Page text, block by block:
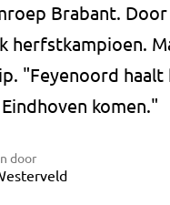
Brabant.
herfstkampioen.
"Feyenoord
komen."
door